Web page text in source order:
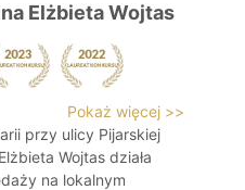
Elżbieta Wojtas
Pokaż więcej >>
przy ulicy Pijarskiej
Wojtas działa
na lokalnym